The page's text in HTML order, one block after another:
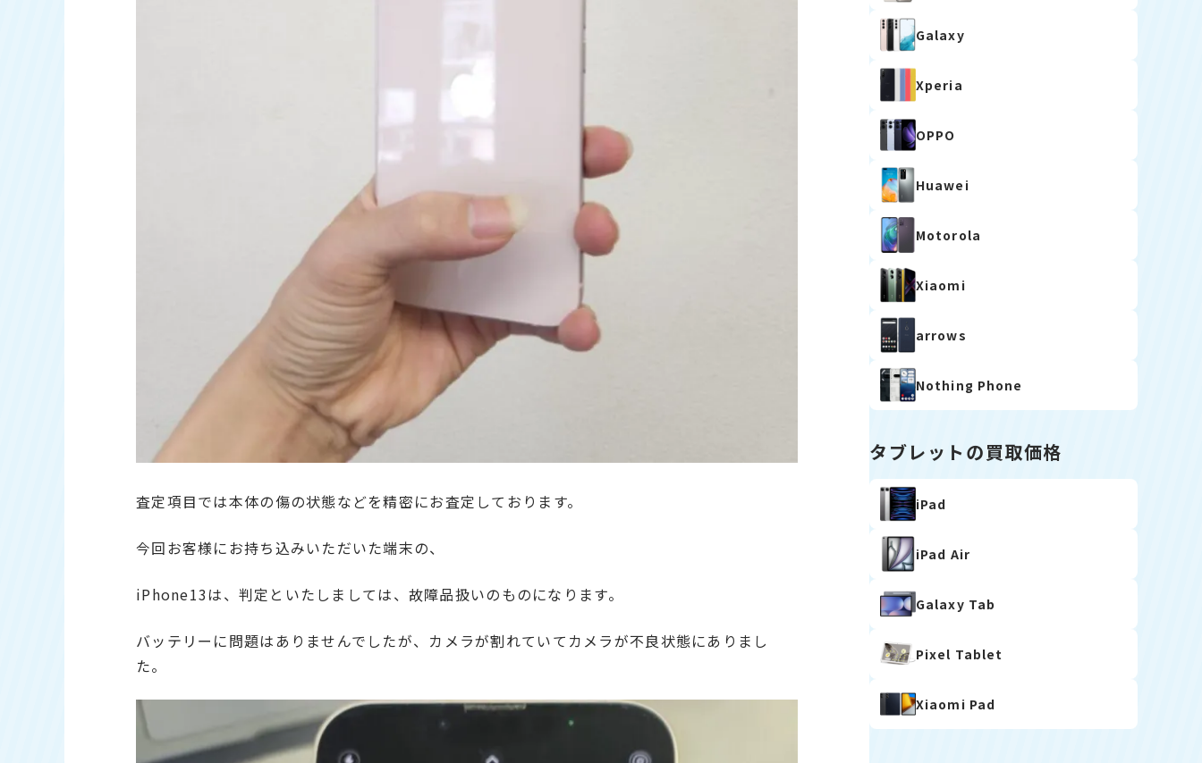
査定項目では本体の傷の状態などを精密にお査定しております。
今回お客様にお持ち込みいただいた端末の、
iPhone13は、判定といたしましては、故障品扱いのものになります。
バッテリーに問題はありませんでしたが、カメラが割れていてカメラが不良状態にありまし
た。
Galaxy
Xperia
OPPO
Huawei
Motorola
Xiaomi
arrows
Nothing Phone
タブレットの買取価格
iPad
iPad Air
Galaxy Tab
Pixel Tablet
Xiaomi Pad